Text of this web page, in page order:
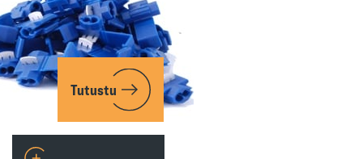
Tutustu